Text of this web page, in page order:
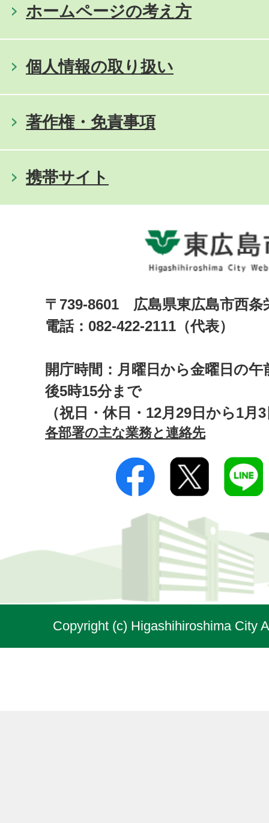
ホームページの考え方
個人情報の取り扱い
著作権・免責事項
携帯サイト
〒739-8601 広島県東広島市西
電話：082-422-2111（代表）
開庁時間：月曜日から金曜日の午
後5時15分まで
（祝日・休日・12月29日から1月
各部署の主な業務と連絡先
Copyright (c) Higashihiroshima City